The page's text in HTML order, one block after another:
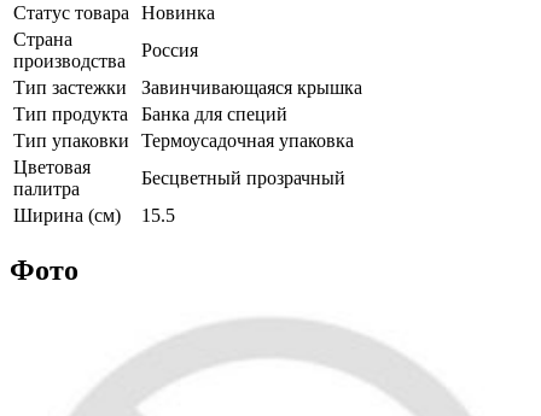
Статус товара
Новинка
Страна
производства
Россия
Тип застежки
Завинчивающаяся крышка
Тип продукта
Банка для специй
Тип упаковки
Термоусадочная упаковка
Цветовая
палитра
Бесцветный прозрачный
Ширина (см)
15.5
Фото